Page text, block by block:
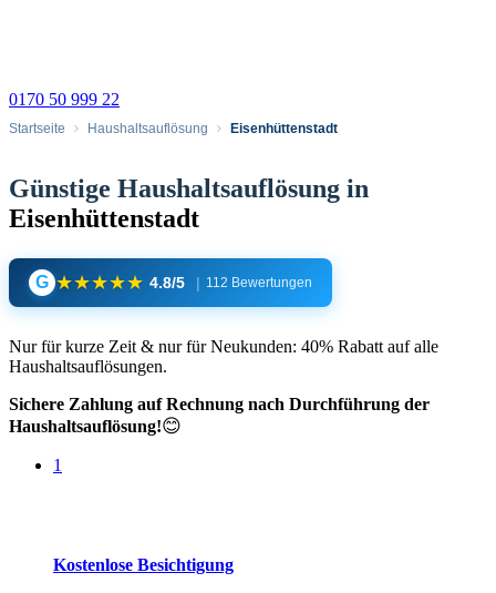
0170 50 999 22
Startseite Haushaltsauflösung Eisenhüttenstadt
Günstige Haushaltsauflösung in
Eisenhüttenstadt
G ★★★★★ 4.8/5 | 112 Bewertungen
Nur für kurze Zeit & nur für Neukunden: 40% Rabatt auf alle
Haushaltsauflösungen.
Sichere Zahlung auf Rechnung nach Durchführung der
Haushaltsauflösung!😊
1
Kostenlose Besichtigung